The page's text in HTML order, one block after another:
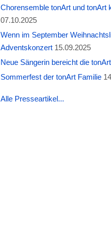
Chorensemble tonArt und tonArt
07.10.2025
Wenn im September
Adventskonzert 15.09.2025
Neue Sängerin bereicht die
Sommerfest der tonArt Familie
Alle Presseartikel...